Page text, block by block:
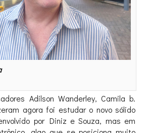
Adilson Wanderley, Camila b.
agora foi estudar o novo sólido
por Diniz e Souza, mas em